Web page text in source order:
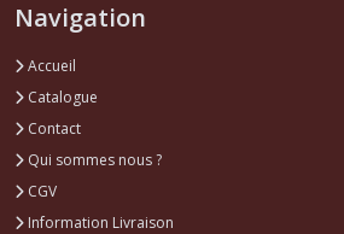
Navigation
Accueil
Catalogue
Contact
Qui sommes nous ?
CGV
Information Livraison